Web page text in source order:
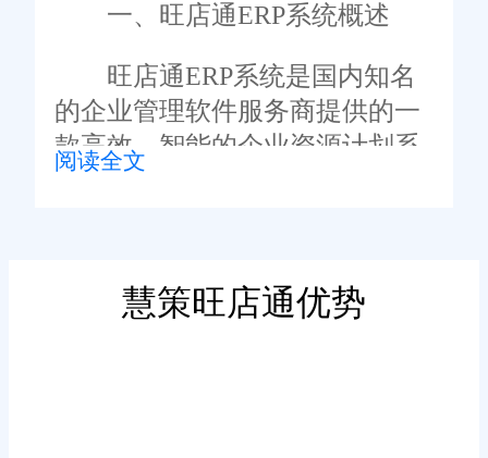
具。在众多ERP系统中，旺店通
ERP系统凭借其针对医药行业的
深度定制、全面功能模块以及卓
越的数据处理能力，成为了医药
行业企业的首选。
一、旺店通ERP系统概述
旺店通ERP系统是国内知名
的企业管理软件服务商提供的一
款高效、智能的企业资源计划系
统。该系统专为医药行业设计，
库存、销售、财务等多个业务模
块，旺店通ERP系统实现了企业
二、旺店通ERP系统在医药
阅读全文
慧策旺店通优势